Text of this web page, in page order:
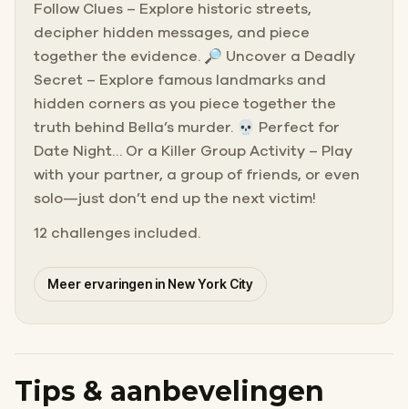
Follow Clues – Explore historic streets,
decipher hidden messages, and piece
together the evidence. 🔎 Uncover a Deadly
Secret – Explore famous landmarks and
hidden corners as you piece together the
truth behind Bella’s murder. 💀 Perfect for
Date Night… Or a Killer Group Activity – Play
with your partner, a group of friends, or even
solo—just don’t end up the next victim!
12 challenges included.
Meer ervaringen in New York City
Tips & aanbevelingen